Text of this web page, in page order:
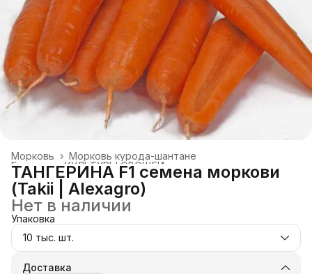
Морковь курода-шантане
Морковь ›
КУЛЬТУРЫ ОВОЩЕЙ
Главная ›
ТАНГЕРИНА F1 семена моркови
(Takii | Alexagro)
Нет в наличии
Упаковка
10 тыс. шт.
Доставка